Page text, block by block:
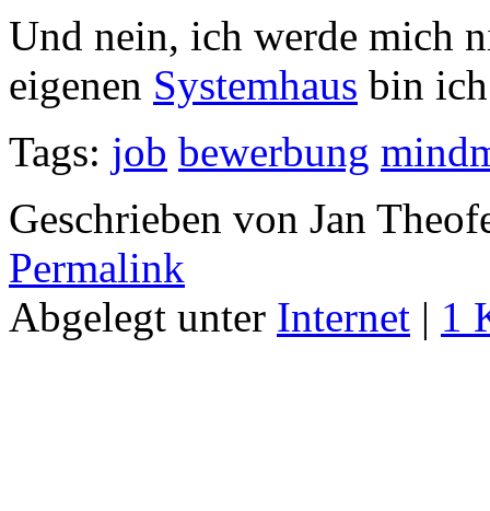
Und nein, ich werde mich
eigenen Systemhaus bin
Tags: job bewerbung
Geschrieben von Jan
Permalink
Abgelegt unter Internet | 1